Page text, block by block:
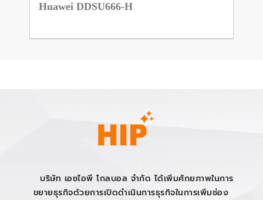
Huawei DDSU666-H
บริษัท เอชไอพี โกลบอล จำกัด ได้เพิ่มศักยภาพในการ
ขยายธุรกิจด้วยการเปิดดำเนินการธุรกิจในการเพิ่มช่อง